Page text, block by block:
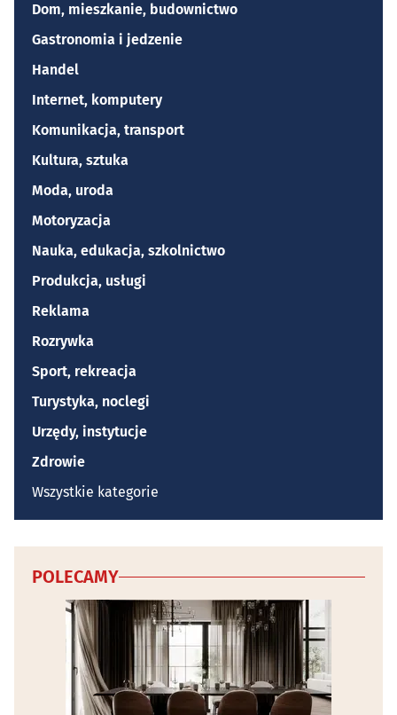
Dom, mieszkanie, budownictwo
Gastronomia i jedzenie
Handel
Internet, komputery
Komunikacja, transport
Kultura, sztuka
Moda, uroda
Motoryzacja
Nauka, edukacja, szkolnictwo
Produkcja, usługi
Reklama
Rozrywka
Sport, rekreacja
Turystyka, noclegi
Urzędy, instytucje
Zdrowie
Wszystkie kategorie
POLECAMY